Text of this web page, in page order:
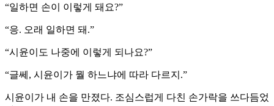
“일하면 손이 이렇게 돼요?”
“응. 오래 일하면 돼.”
“시윤이도 나중에 이렇게 되나요?”
“글쎄, 시윤이가 뭘 하느냐에 따라 다르지.”
시윤이가 내 손을 만졌다. 조심스럽게 다친 손가락을 쓰다듬었